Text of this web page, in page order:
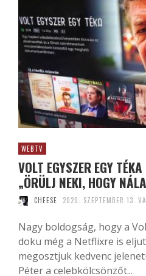
WEBTV
VOLT EGYSZER EGY
„ÖRÜLJ NEKI, HOGY
CHEESE 2020. SZEPTEMBER 13.
Nagy boldogság, hogy a
doku még a Netflixre is
megosztjuk kedvenc
Péter a celebkölcsönzőt...